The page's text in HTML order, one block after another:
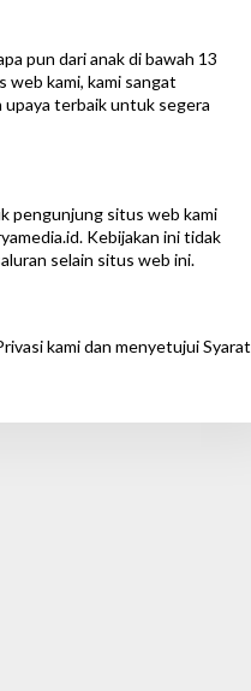
pun dari anak di bawah 13
web kami, kami sangat
upaya terbaik untuk segera
pengunjung situs web kami
Kebijakan ini tidak
selain situs web ini.
kami dan menyetujui Syarat